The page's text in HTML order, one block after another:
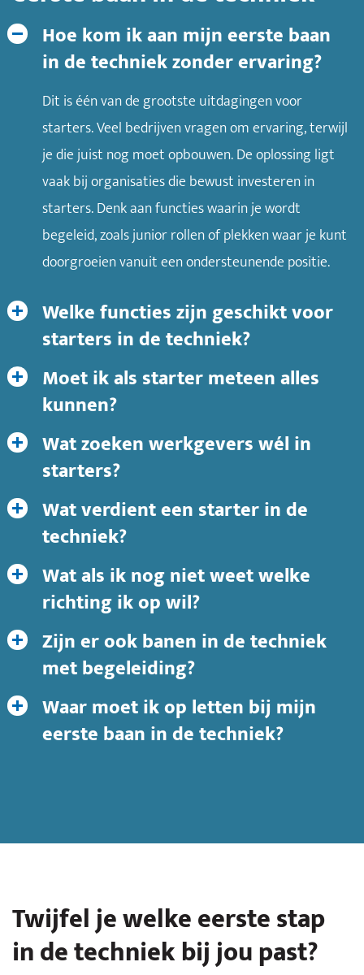
Hoe kom ik aan mijn eerste baan
in de techniek zonder ervaring?
Dit is één van de grootste uitdagingen voor
starters. Veel bedrijven vragen om ervaring, terwijl
je die juist nog moet opbouwen. De oplossing ligt
vaak bij organisaties die bewust investeren in
starters. Denk aan functies waarin je wordt
begeleid, zoals junior rollen of plekken waar je kunt
doorgroeien vanuit een ondersteunende positie.
Welke functies zijn geschikt voor
starters in de techniek?
Moet ik als starter meteen alles
kunnen?
Wat zoeken werkgevers wél in
starters?
Wat verdient een starter in de
techniek?
Wat als ik nog niet weet welke
richting ik op wil?
Zijn er ook banen in de techniek
met begeleiding?
Waar moet ik op letten bij mijn
eerste baan in de techniek?
Twijfel je welke eerste stap
in de techniek bij jou past?